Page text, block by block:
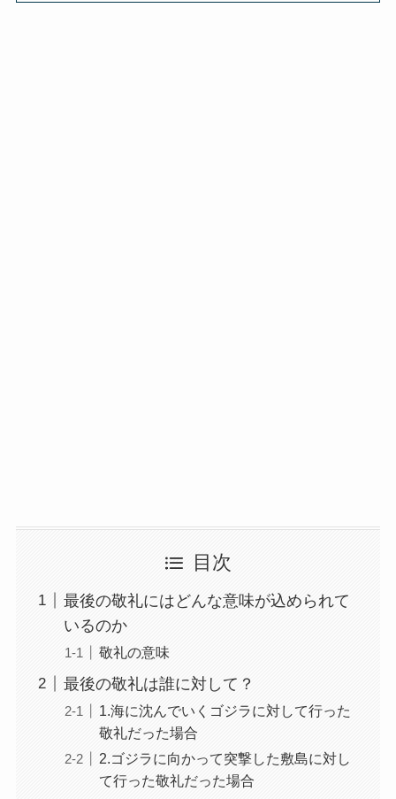
目次
最後の敬礼にはどんな意味が込められて
いるのか
敬礼の意味
最後の敬礼は誰に対して？
1.海に沈んでいくゴジラに対して行った
敬礼だった場合
2.ゴジラに向かって突撃した敷島に対し
て行った敬礼だった場合